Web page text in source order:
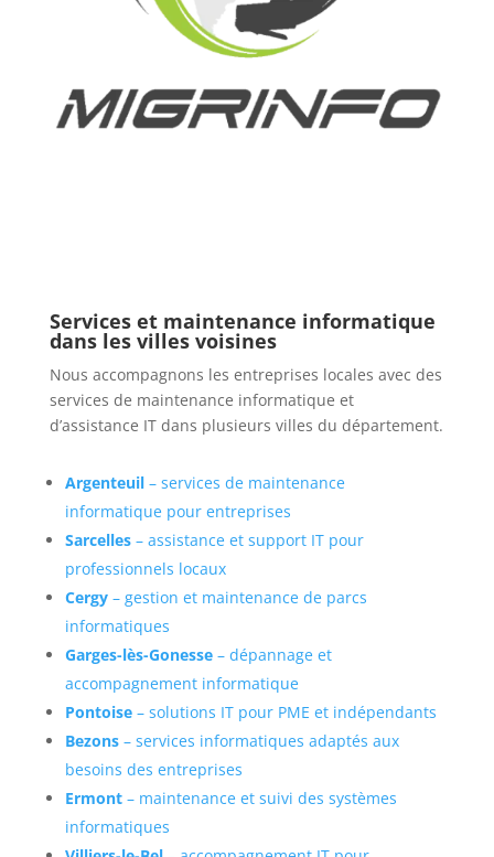
Services et maintenance informatique
dans les villes voisines
Nous accompagnons les entreprises locales avec des
services de maintenance informatique et
d’assistance IT dans plusieurs villes du département.
Argenteuil– services de maintenance
informatique pour entreprises
Sarcelles– assistance et support IT pour
professionnels locaux
Cergy– gestion et maintenance de parcs
informatiques
Garges-lès-Gonesse– dépannage et
accompagnement informatique
Pontoise– solutions IT pour PME et indépendants
Bezons– services informatiques adaptés aux
besoins des entreprises
Ermont– maintenance et suivi des systèmes
informatiques